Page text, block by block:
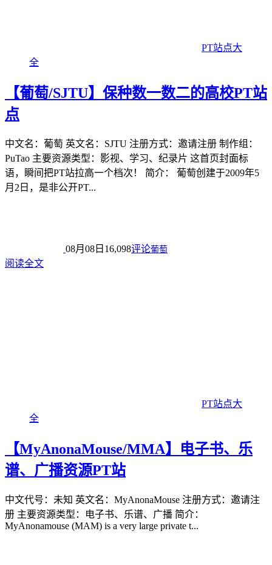
PT站点大
全
【葡萄/SJTU】保种数一数二的高校PT站
点
中文名：葡萄 英文名：SJTU 注册方式：邀请注册 制作组：
PuTao 主要资源类型：影视、学习、纪录片 这首页封面标
语，瞬间把PT站拉高一个档次！ 简介： 葡萄创建于2009年5
月2日，是非公开PT...
08月08日 16,098评论葡萄
阅读全文
PT站点大
全
【MyAnonaMouse/MMA】电子书、乐
谱、广播资源PT站
中文代号：未知 英文名：MyAnonaMouse 注册方式：邀请注
册 主要资源类型：电子书、乐谱、广播 简介：
MyAnonamouse (MAM) is a very large private t...